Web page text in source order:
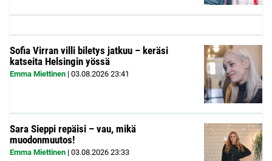
Sofia Virran villi biletys jatkuu – keräsi
katseita Helsingin yössä
Emma Miettinen | 03.08.2026 23:41
Sara Sieppi repäisi – vau, mikä
muodonmuutos!
Emma Miettinen | 03.08.2026 23:33